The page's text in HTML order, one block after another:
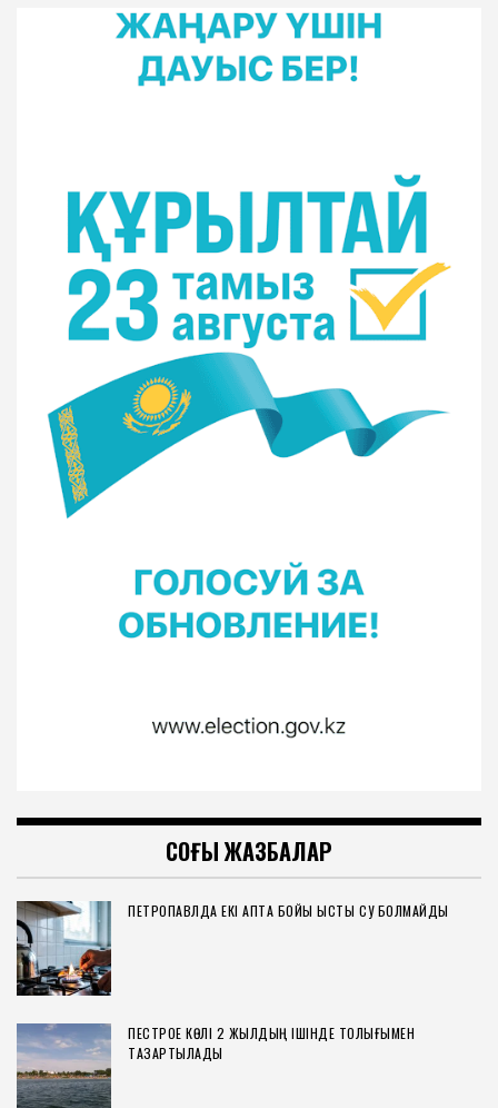
СОҢҒЫ ЖАЗБАЛАР
ПЕТРОПАВЛДА ЕКІ АПТА БОЙЫ ЫСТЫҚ СУ БОЛМАЙДЫ
ПЕСТРОЕ КӨЛІ 2 ЖЫЛДЫҢ ІШІНДЕ ТОЛЫҒЫМЕН
ТАЗАРТЫЛАДЫ